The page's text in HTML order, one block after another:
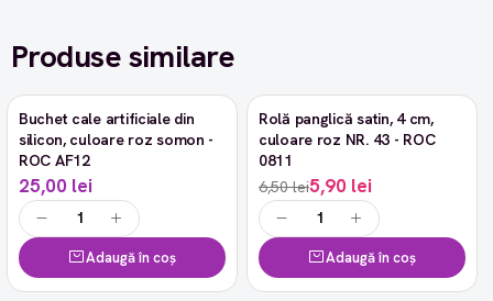
Produse similare
Buchet cale artificiale din
silicon, culoare roz somon -
ROC AF12
25,00 lei
Adaugă în coș
-9%
Rolă panglică satin, 4 cm,
culoare roz NR. 43 - ROC
0811
6,50 lei5,90 lei
Adaugă în coș